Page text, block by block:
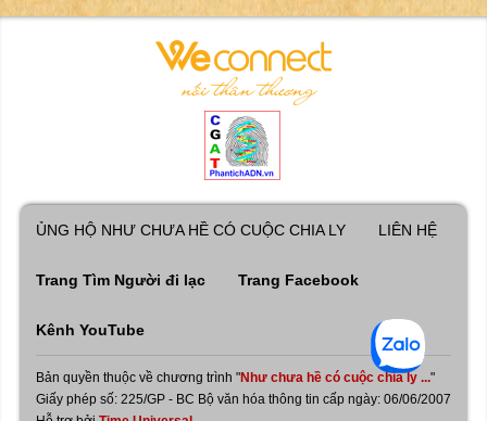
ỦNG HỘ NHƯ CHƯA HỀ CÓ CUỘC CHIA LY LIÊN HỆ
Trang Tìm Người đi lạc Trang Facebook
Kênh YouTube
Bản quyền thuộc về chương trình "Như chưa hề có cuộc chia ly ..."
Giấy phép số: 225/GP - BC Bộ văn hóa thông tin cấp ngày: 06/06/2007